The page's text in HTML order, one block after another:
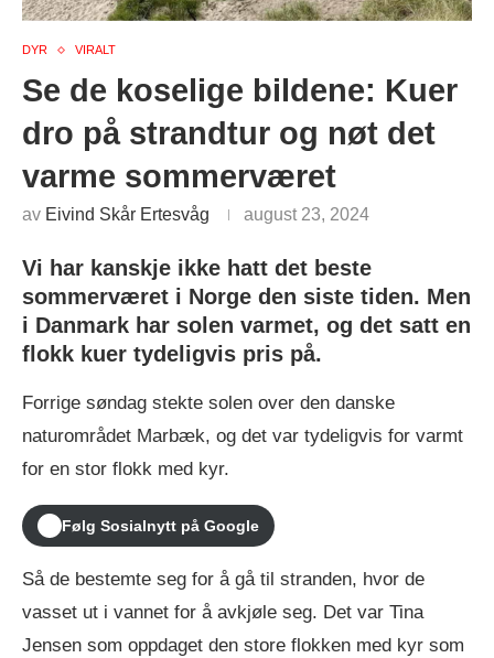
DYR VIRALT
Se de koselige bildene: Kuer
dro på strandtur og nøt det
varme sommerværet
av Eivind Skår Ertesvåg august 23, 2024
Vi har kanskje ikke hatt det beste
sommerværet i Norge den siste tiden. Men
i Danmark har solen varmet, og det satt en
flokk kuer tydeligvis pris på.
Forrige søndag stekte solen over den danske
naturområdet Marbæk, og det var tydeligvis for varmt
for en stor flokk med kyr.
Følg Sosialnytt på Google
Så de bestemte seg for å gå til stranden, hvor de
vasset ut i vannet for å avkjøle seg. Det var Tina
Jensen som oppdaget den store flokken med kyr som